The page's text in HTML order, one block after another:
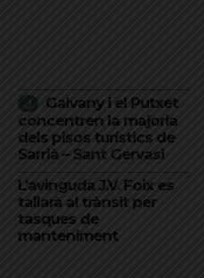
Galvany i el Putxet
concentren la majoria
dels pisos turístics de
Sarrià – Sant Gervasi
L’avinguda J.V. Foix es
tallarà al trànsit per
tasques de
manteniment